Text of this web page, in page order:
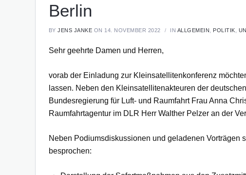
Berlin
BYJENS JANKE ON 14. NOVEMBER 2022 IN ALLGEMEIN POLITIK
Sehr geehrte Damen und Herren,
vorab der Einladung zur Kleinsatellitenkonferenz
lassen. Neben den Kleinsatellitenakteuren der
Bundesregierung für Luft- und Raumfahrt Frau Anna
Raumfahrtagentur im DLR Herr Walther Pelzer an der
Neben Podiumsdiskussionen und geladenen Vorträgen
besprochen: